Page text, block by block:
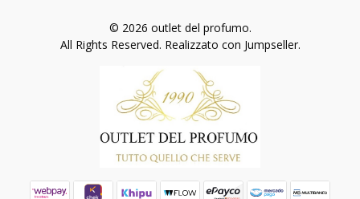
© 2026 outlet del profumo.
All Rights Reserved. Realizzato con Jumpseller.